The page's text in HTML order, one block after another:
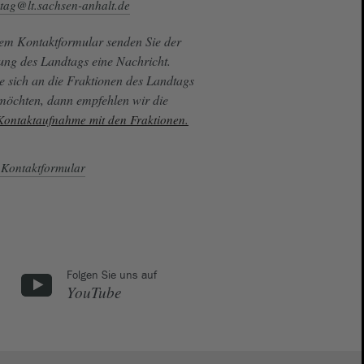
anhalt.de
Kontaktformular senden Sie der
des Landtags eine Nachricht.
sich an die Fraktionen des Landtags
dann empfehlen wir die
mit den Fraktionen.
Folgen Sie uns auf
YouTube